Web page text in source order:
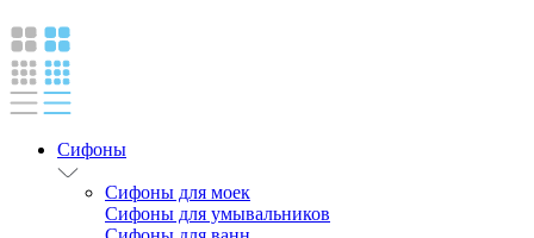
Сифоны
Сифоны для моек
Сифоны для умывальников